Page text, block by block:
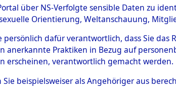
Aktion
(84611965)→0091
über NS-Verfolgte sensible Daten zu
Orientierung, Weltanschauung,
persönlich dafür verantwortlich, dass Sie
anerkannte Praktiken in Bezug auf
erscheinen, verantwortlich gemacht werden.
Sie beispielsweiser als Angehöriger aus